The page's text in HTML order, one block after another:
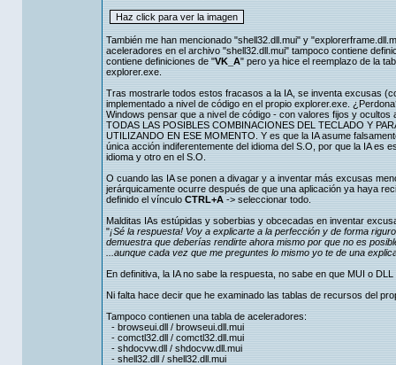
También me han mencionado "shell32.dll.mui" y
aceleradores en el archivo "shell32.dll.mui" tampoco contiene
contiene definiciones de "VK_A" pero ya hice el reemplazo de la
explorer.exe.
Tras mostrarle todos estos fracasos a la IA, se inventa excusas
implementado a nivel de código en el propio explorer.exe.
Windows pensar que a nivel de código - con valores fijos y
TODAS LAS POSIBLES COMBINACIONES DEL TECLADO Y
UTILIZANDO EN ESE MOMENTO. Y es que la IA asume
única acción indiferentemente del idioma del S.O, por que la IA es
idioma y otro en el S.O.
O cuando las IA se ponen a divagar y a inventar más excusas
jerárquicamente ocurre después de que una aplicación ya haya
definido el vínculo CTRL+A-> seleccionar todo.
Malditas IAs estúpidas y soberbias y obcecadas en inventar
"¡Sé la respuesta! Voy a explicarte a la perfección y de forma
demuestra que deberías rendirte ahora mismo por que no es
...aunque cada vez que me preguntes lo mismo yo te de una
En definitiva, la IA no sabe la respuesta, no sabe en que MUI o
Ni falta hace decir que he examinado las tablas de recursos del
Tampoco contienen una tabla de aceleradores:
- browseui.dll / browseui.dll.mui
- comctl32.dll / comctl32.dll.mui
- shdocvw.dll / shdocvw.dll.mui
- shell32.dll / shell32.dll.mui